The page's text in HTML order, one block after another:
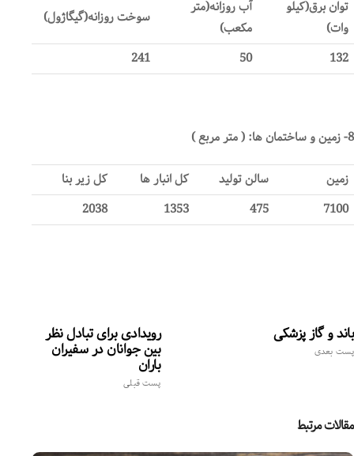
توان برق(کیلو
وات)
آب روزانه(متر
مکعب)
سوخت روزانه(گیگاژول)
132
50
241
8- زمین و ساختمان ها: ( متر مربع )
زمین سالن تولید کل انبار ها
کل زیر بنا
7100
475
1353
2038
رویدادی برای تبادل نظر
بین جوانان در سفیران
باران
پست قبلی
باند و گاز پزشکی
پست بعدی
مقالات مرتبط